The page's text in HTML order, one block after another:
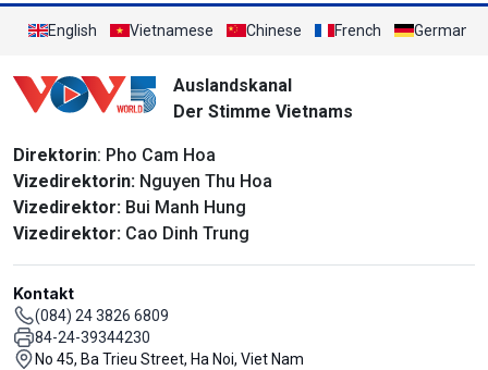
English Vietnamese Chinese French German
Auslandskanal
Der Stimme Vietnams
Direktorin: Pho Cam Hoa
Vizedirektorin: Nguyen Thu Hoa
Vizedirektor: Bui Manh Hung
Vizedirektor: Cao Dinh Trung
Kontakt
(084) 24 3826 6809
84-24-39344230
No 45, Ba Trieu Street, Ha Noi, Viet Nam